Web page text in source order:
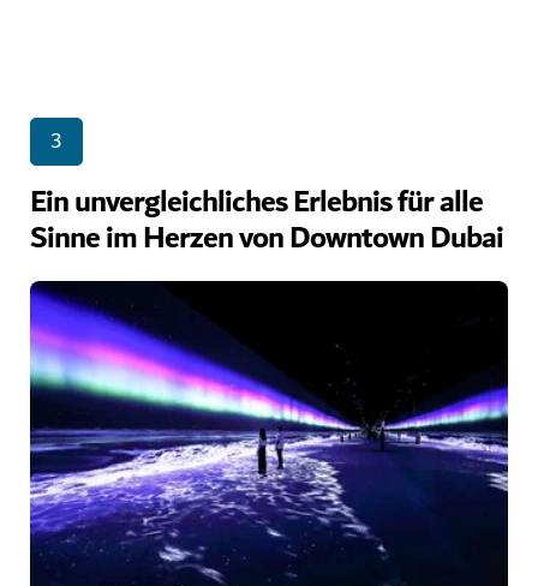
3
Ein unvergleichliches Erlebnis für alle
Sinne im Herzen von Downtown Dubai